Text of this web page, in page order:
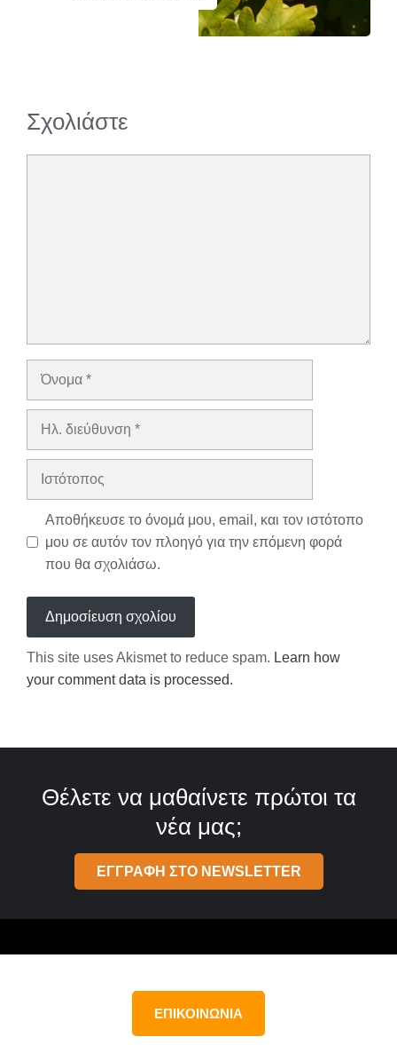
Σχολιάστε
Όνομα
Ηλ.
Ιστότοπος
Αποθήκευσε το όνομά μου, email, και τον ιστότοπο
μου σε αυτόν τον πλοηγό για την επόμενη φορά
που θα σχολιάσω.
This site uses Akismet to reduce spam. Learn how
your comment data is processed.
Θέλετε να μαθαίνετε πρώτοι τα
νέα μας;
ΕΓΓΡΑΦΗ ΣΤΟ NEWSLETTER
ΕΠΙΚΟΙΝΩΝΙΑ